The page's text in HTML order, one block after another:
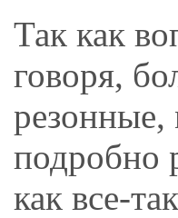
Так как
говоря,
подробно
как все-